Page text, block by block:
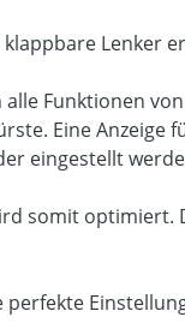
Lenker
Funktionen
Eine
eingestellt
somit optimiert.